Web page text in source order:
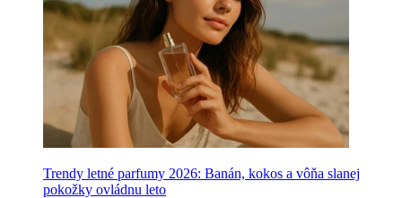
Trendy letné parfumy 2026: Banán, kokos a vôňa slanej
pokožky ovládnu leto